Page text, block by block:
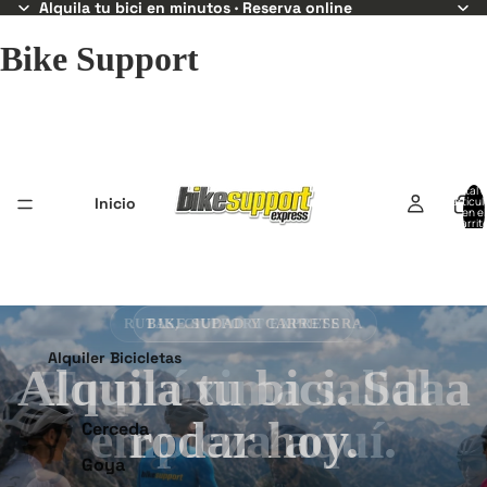
Alquila tu bici en minutos · Reserva online
Bike Support
Inicio
Alquiler Bicicletas
Cerceda
Goya
Total
en el
BIKE SUPPORT EXPRESS
Alquila tu bici. Sal a
rodar hoy.